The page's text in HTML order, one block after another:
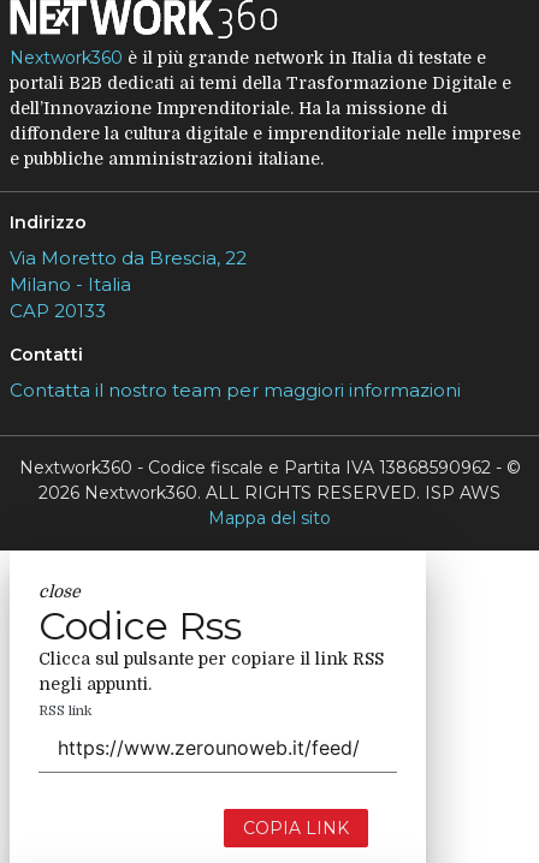
Nextwork360 è il più grande network in Italia di testate e
portali B2B dedicati ai temi della Trasformazione Digitale e
dell’Innovazione Imprenditoriale. Ha la missione di
diffondere la cultura digitale e imprenditoriale nelle imprese
e pubbliche amministrazioni italiane.
Indirizzo
Via Moretto da Brescia, 22
Milano - Italia
CAP 20133
Contatti
Contatta il nostro team per maggiori informazioni
Nextwork360 - Codice fiscale e Partita IVA 13868590962 - ©
2026 Nextwork360. ALL RIGHTS RESERVED. ISP AWS
Mappa del sito
close
Codice Rss
Clicca sul pulsante per copiare il link RSS
negli appunti.
RSS link
COPIA LINK